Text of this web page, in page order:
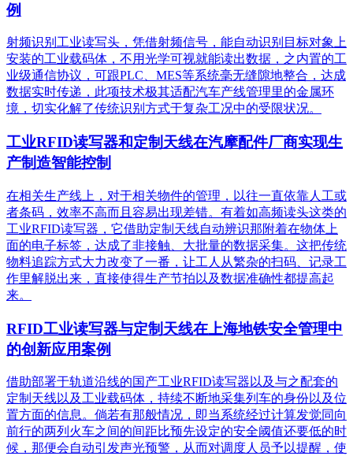
例
射频识别工业读写头，凭借射频信号，能自动识别目标对象上
安装的工业载码体，不用光学可视就能读出数据，之内置的工
业级通信协议，可跟PLC、MES等系统毫无缝隙地整合，达成
数据实时传递，此项技术极其适配汽车产线管理里的金属环
境，切实化解了传统识别方式于复杂工况中的受限状况。
工业RFID读写器和定制天线在汽摩配件厂商实现生
产制造智能控制
在相关生产线上，对于相关物件的管理，以往一直依靠人工或
者条码，效率不高而且容易出现差错。有着如高频读头这类的
工业RFID读写器，它借助定制天线自动辨识那附着在物体上
面的电子标签，达成了非接触、大批量的数据采集。这把传统
物料追踪方式大力改变了一番，让工人从繁杂的扫码、记录工
作里解脱出来，直接使得生产节拍以及数据准确性都提高起
来。
RFID工业读写器与定制天线在上海地铁安全管理中
的创新应用案例
借助部署于轨道沿线的国产工业RFID读写器以及与之配套的
定制天线以及工业载码体，持续不断地采集列车的身份以及位
置方面的信息。倘若有那般情况，即当系统经过计算发觉同向
前行的两列火车之间的间距比预先设定的安全阈值还要低的时
候，那便会自动引发声光预警，从而对调度人员予以提醒，使